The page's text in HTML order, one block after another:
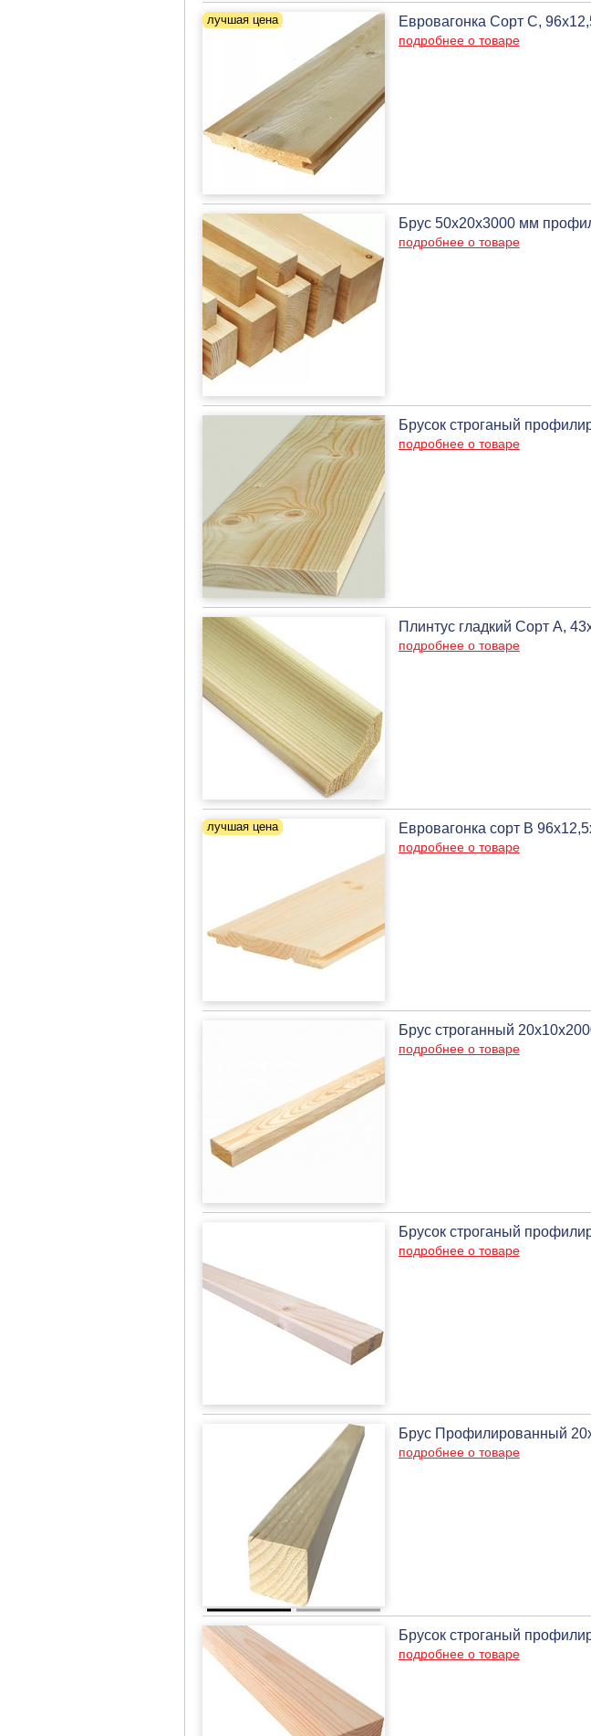
Евровагонка Сорт С,
подробнее о товаре
Брус 50х20х3000 мм
подробнее о товаре
Брусок строганый
подробнее о товаре
Плинтус гладкий Сорт А,
подробнее о товаре
Евровагонка сорт В
подробнее о товаре
Брус строганный
подробнее о товаре
Брусок строганый
подробнее о товаре
Брус Профилированный
подробнее о товаре
Брусок строганый
подробнее о товаре